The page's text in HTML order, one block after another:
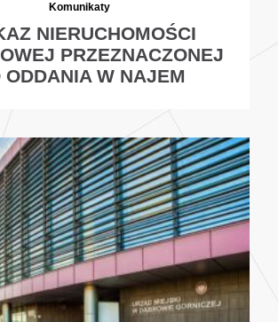
Komunikaty
NIERUCHOMOŚCI
PRZEZNACZONEJ
ODDANIA W NAJEM